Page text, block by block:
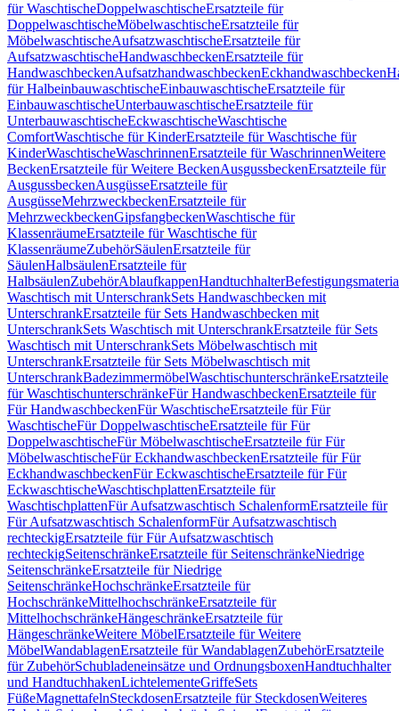
für WaschtischeDoppelwaschtischeErsatzteile für
DoppelwaschtischeMöbelwaschtischeErsatzteile für
MöbelwaschtischeAufsatzwaschtischeErsatzteile für
AufsatzwaschtischeHandwaschbeckenErsatzteile für
HandwaschbeckenAufsatzhandwaschbeckenEckhandwaschbecken
für HalbeinbauwaschtischeEinbauwaschtischeErsatzteile für
EinbauwaschtischeUnterbauwaschtischeErsatzteile für
UnterbauwaschtischeEckwaschtischeWaschtische
ComfortWaschtische für KinderErsatzteile für Waschtische für
KinderWaschtischeWaschrinnenErsatzteile für WaschrinnenWeitere
BeckenErsatzteile für Weitere BeckenAusgussbeckenErsatzteile für
AusgussbeckenAusgüsseErsatzteile für
AusgüsseMehrzweckbeckenErsatzteile für
MehrzweckbeckenGipsfangbeckenWaschtische für
KlassenräumeErsatzteile für Waschtische für
KlassenräumeZubehörSäulenErsatzteile für
SäulenHalbsäulenErsatzteile für
HalbsäulenZubehörAblaufkappenHandtuchhalter
Waschtisch mit UnterschrankSets Handwaschbecken mit
UnterschrankErsatzteile für Sets Handwaschbecken mit
UnterschrankSets Waschtisch mit UnterschrankErsatzteile für Sets
Waschtisch mit UnterschrankSets Möbelwaschtisch mit
UnterschrankErsatzteile für Sets Möbelwaschtisch mit
UnterschrankBadezimmermöbelWaschtischunterschränkeErsatzteile
für WaschtischunterschränkeFür HandwaschbeckenErsatzteile für
Für HandwaschbeckenFür WaschtischeErsatzteile für Für
WaschtischeFür DoppelwaschtischeErsatzteile für Für
DoppelwaschtischeFür MöbelwaschtischeErsatzteile für Für
MöbelwaschtischeFür EckhandwaschbeckenErsatzteile für Für
EckhandwaschbeckenFür EckwaschtischeErsatzteile für Für
EckwaschtischeWaschtischplattenErsatzteile für
WaschtischplattenFür Aufsatzwaschtisch SchalenformErsatzteile für
Für Aufsatzwaschtisch SchalenformFür Aufsatzwaschtisch
rechteckigErsatzteile für Für Aufsatzwaschtisch
rechteckigSeitenschränkeErsatzteile für SeitenschränkeNiedrige
SeitenschränkeErsatzteile für Niedrige
SeitenschränkeHochschränkeErsatzteile für
HochschränkeMittelhochschränkeErsatzteile für
MittelhochschränkeHängeschränkeErsatzteile für
HängeschränkeWeitere MöbelErsatzteile für Weitere
MöbelWandablagenErsatzteile für WandablagenZubehörErsatzteile
für ZubehörSchubladeneinsätze und OrdnungsboxenHandtuchhalter
und HandtuchhakenLichtelementeGriffeSets
FüßeMagnettafelnSteckdosenErsatzteile für SteckdosenWeiteres